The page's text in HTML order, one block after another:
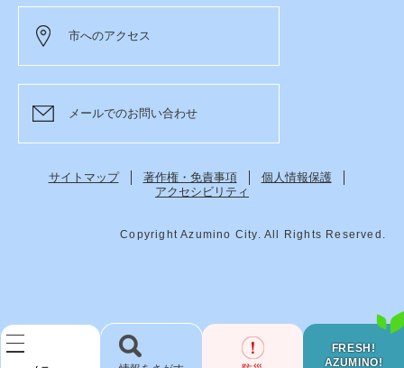
FRESH!
AZUMINO!
市へのアクセス
メールでのお問い合わせ
サイトマップ 著作権・免責事項
個人情報保護
アクセシビリティ
Copyright Azumino City. All Rights Reserved.